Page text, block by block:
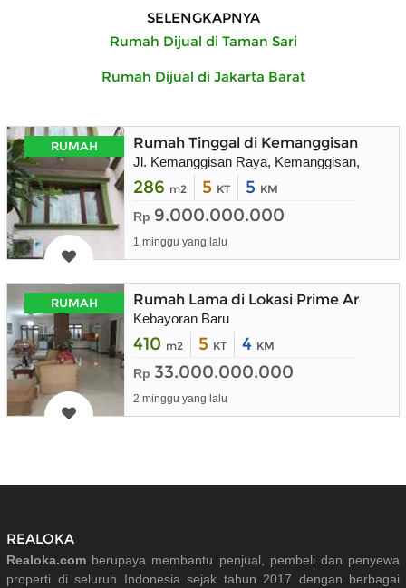
SELENGKAPNYA
Rumah Dijual di Taman Sari
Rumah Dijual di Jakarta Barat
RUMAH Rumah Tinggal di Kemanggisan
Jl. Kemanggisan Raya, Kemanggisan, Kec.
286 m2 5 KT 5 KM
Rp 9.000.000.000
1 minggu yang lalu
RUMAH Rumah Lama di Lokasi Prime Area
Kebayoran Baru
410 m2 5 KT 4 KM
Rp 33.000.000.000
2 minggu yang lalu
REALOKA
Realoka.com berupaya membantu penjual, pembeli dan penyewa
properti di seluruh Indonesia sejak tahun 2017 dengan berbagai